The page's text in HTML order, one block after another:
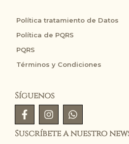
Política tratamiento de Datos
Política de PQRS
PQRS
Términos y Condiciones
Síguenos
Suscríbete a nuestro